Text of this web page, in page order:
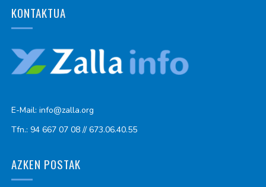
KONTAKTUA
E-Mail: info@zalla.org
Tfn.: 94 667 07 08 // 673.06.40.55
AZKEN POSTAK